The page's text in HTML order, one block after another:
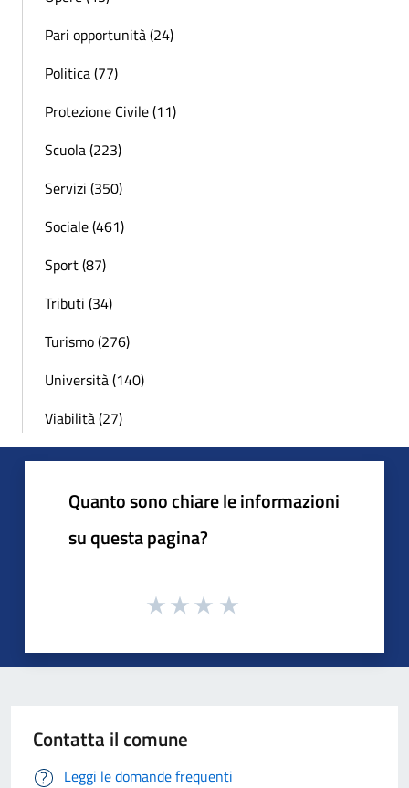
Pari opportunità (24)
Politica (77)
Protezione Civile (11)
Scuola (223)
Servizi (350)
Sociale (461)
Sport (87)
Tributi (34)
Turismo (276)
Università (140)
Viabilità (27)
Quanto sono chiare le informazioni
su questa pagina?
Contatta il comune
Leggi le domande frequenti